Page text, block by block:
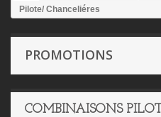
Pilote/ Chanceliéres
PROMOTIONS
COMBINAISONS